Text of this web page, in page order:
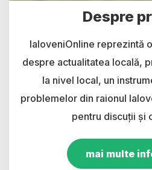
Despre
IaloveniOnline reprezintă
despre actualitatea locală,
la nivel local, un
problemelor din raionul
pentru discuții și
mai multe